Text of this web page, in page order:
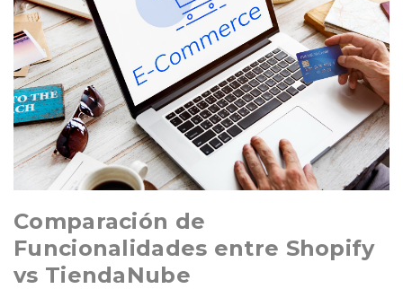
Comparación de
Funcionalidades entre Shopify
vs TiendaNube